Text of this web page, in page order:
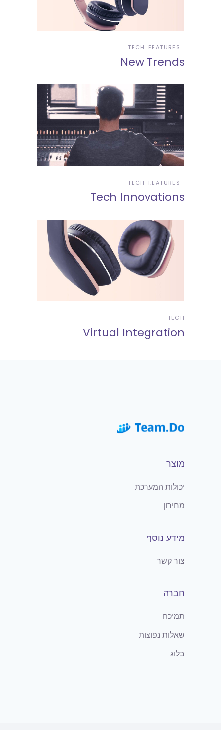
FEATURES
TECH
New Trends
FEATURES
TECH
Tech Innovations
TECH
Virtual Integration
מוצר
יכולות המערכת
מחירון
מידע נוסף
צור קשר
חברה
תמיכה
שאלות נפוצות
בלוג